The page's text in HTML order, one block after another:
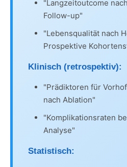
"Langzeitoutcome
Follow-up"
"Lebensqualität nach
Prospektive
Klinisch (retrospektiv):
"Prädiktoren für
nach Ablation"
"Komplikationsraten
Analyse"
Statistisch: